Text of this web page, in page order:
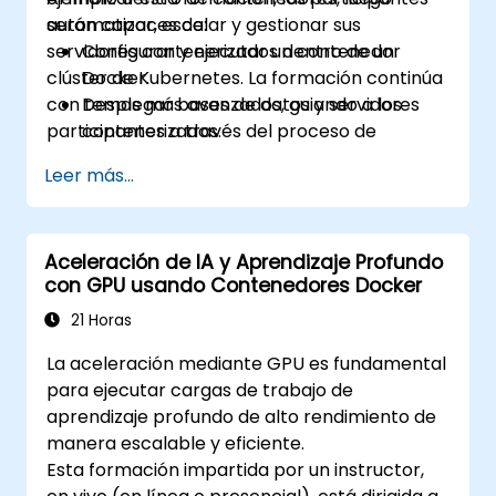
automatizar, escalar y gestionar sus
servidores contenerizados dentro de un
clúster de Kubernetes. La formación continúa
con temas más avanzados, guiando a los
participantes a través del proceso de
clúster de Kubernetes.
serán capaces de:
Configurar y ejecutar un contenedor
Docker.
Desplegar bases de datos y servidores
contenerizados.
Kubernetes.
Utilizar Kubernetes para implementar y
gestionar diferentes entornos bajo el
mismo clúster.
Asegurar, escalar y monitorear un clúster
de Kubernetes.
Leer más...
Aceleración de IA y Aprendizaje Profundo
con GPU usando Contenedores Docker
21 Horas
La aceleración mediante GPU es fundamental
para ejecutar cargas de trabajo de
aprendizaje profundo de alto rendimiento de
manera escalable y eficiente.
Esta formación impartida por un instructor,